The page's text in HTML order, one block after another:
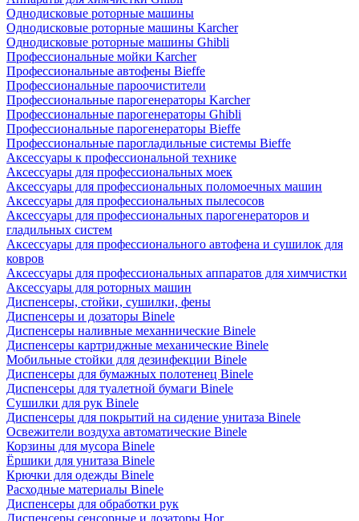
Однодисковые роторные машины
Однодисковые роторные машины Karcher
Однодисковые роторные машины Ghibli
Профессиональные мойки Karcher
Профессиональные автофены Bieffe
Профессиональные пароочистители
Профессиональные парогенераторы Karcher
Профессиональные парогенераторы Ghibli
Профессиональные парогенераторы Bieffe
Профессиональные парогладильные системы Bieffe
Аксессуары к профессиональной технике
Аксессуары для профессиональных моек
Аксессуары для профессиональных поломоечных машин
Аксессуары для профессиональных пылесосов
Аксессуары для профессиональных парогенераторов и
гладильных систем
Аксессуары для профессионального автофена и сушилок для
ковров
Аксессуары для профессиональных аппаратов для химчистки
Аксессуары для роторных машин
Диспенсеры, стойки, сушилки, фены
Диспенсеры и дозаторы Binele
Диспенсеры наливные механнические Binele
Диспенсеры картриджные механические Binele
Мобильные стойки для дезинфекции Binele
Диспенсеры для бумажных полотенец Binele
Диспенсеры для туалетной бумаги Binele
Сушилки для рук Binele
Диспенсеры для покрытий на сидение унитаза Binele
Освежители воздуха автоматические Binele
Корзины для мусора Binele
Ёршики для унитаза Binele
Крючки для одежды Binele
Расходные материалы Binele
Диспенсеры для обработки рук
Диспенсеры сенсорные и дозаторы Hor